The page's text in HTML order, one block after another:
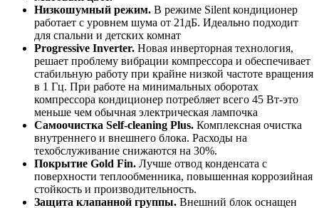
Низкошумный режим. В режиме Silent кондиционер
работает с уровнем шума от 21дБ. Идеально подходит
для спальни и детских комнат
Progressive Inverter. Новая инверторная технология,
решает проблему вибрации компрессора и обеспечивает
стабильную работу при крайне низкой частоте вращения
в 1 Гц. При работе на минимальных оборотах
компрессора кондиционер потребляет всего 45 Вт-это
меньше чем обычная электрическая лампочка
Самоочистка Self-cleaning Plus. Комплексная очистка
внутреннего и внешнего блока. Расходы на
техобслуживание снижаются на 30%.
Покрытие Gold Fin. Лучше отвод конденсата с
поверхности теплообменника, повышенная коррозийная
стойкость и производительность.
Защита клапанной группы. Внешний блок оснащен